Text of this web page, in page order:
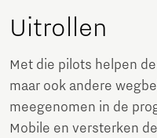
Uitrollen
Met die pilots helpen
maar ook andere
meegenomen in de
Mobile en versterken